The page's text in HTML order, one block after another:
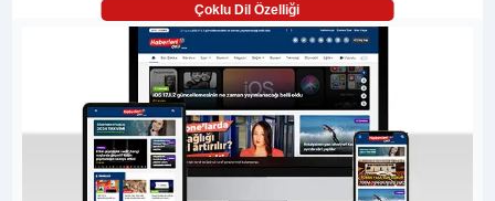
Çoklu Dil Özelliği